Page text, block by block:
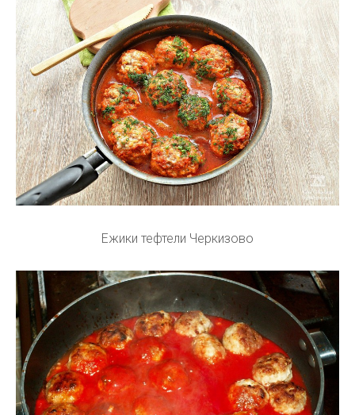
Ежики тефтели Черкизово